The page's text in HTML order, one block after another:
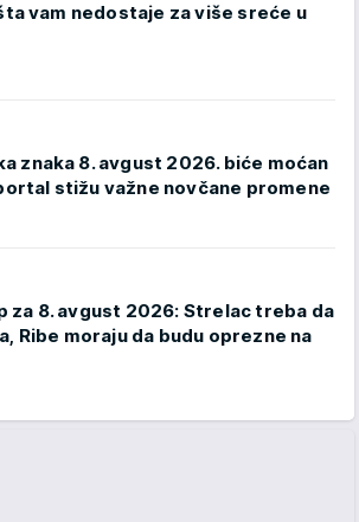
vam nedostaje za više sreće u
znaka 8. avgust 2026. biće moćan
stižu važne novčane promene
za 8. avgust 2026: Strelac treba da
Ribe moraju da budu oprezne na